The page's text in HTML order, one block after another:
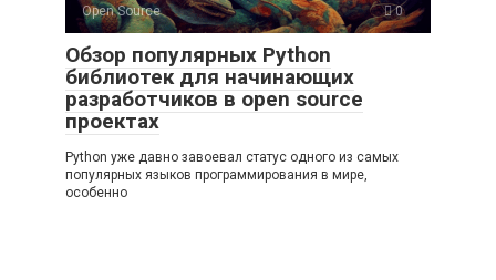
Open Source 0
Обзор популярных Python
библиотек для начинающих
разработчиков в open source
проектах
Python уже давно завоевал статус одного из самых
популярных языков программирования в мире,
особенно